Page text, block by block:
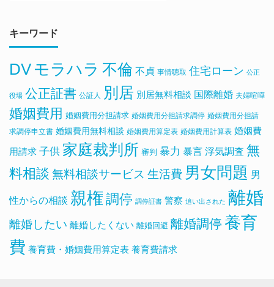
キーワード
DV モラハラ 不倫 不貞 事情聴取 住宅ローン 公正
役場 公正証書 公証人 別居 別居無料相談 国際離婚 夫婦喧嘩
婚姻費用 婚姻費用分担請求 婚姻費用分担請求調停 婚姻費用分担請
求調停申立書 婚姻費用無料相談 婚姻費用算定表 婚姻費用計算表 婚姻費
用請求 子供 家庭裁判所 審判 暴力 暴言 浮気調査 無
料相談 無料相談サービス 生活費 男女問題 男
性からの相談 親権 調停 調停証書 警察 追い出された 離婚
離婚したい 離婚したくない 離婚回避 離婚調停 養育
費 養育費・婚姻費用算定表 養育費請求